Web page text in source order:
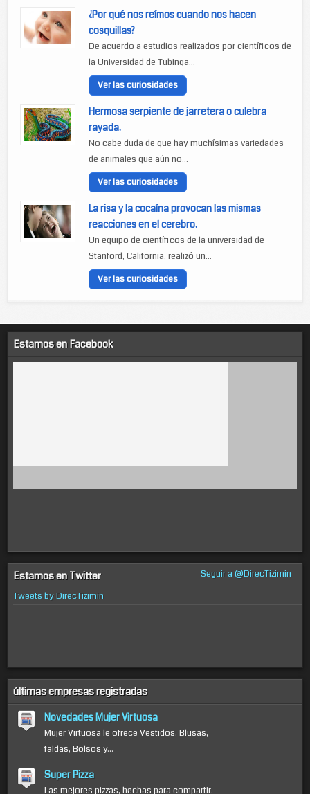
¿Por qué nos reímos cuando nos hacen
cosquillas?
De acuerdo a estudios realizados por científicos de
la Universidad de Tubinga...
Ver las curiosidades
Hermosa serpiente de jarretera o culebra
rayada.
No cabe duda de que hay muchísimas variedades
de animales que aún no...
Ver las curiosidades
La risa y la cocaína provocan las mismas
reacciones en el cerebro.
Un equipo de científicos de la universidad de
Stanford, California, realizó un...
Ver las curiosidades
Estamos en Facebook
Estamos en Twitter
Seguir a @DirecTizimin
Tweets by DirecTizimin
últimas empresas registradas
Novedades Mujer Virtuosa
Mujer Virtuosa le ofrece Vestidos, Blusas,
faldas, Bolsos y...
Super Pizza
Las mejores pizzas, hechas para compartir.